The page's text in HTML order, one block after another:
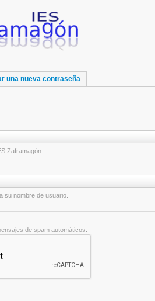
una nueva contraseña
Zaframagón.
su nombre de usuario.
de spam automáticos.